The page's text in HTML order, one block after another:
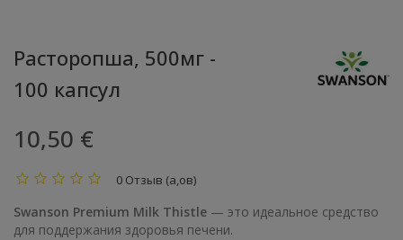
Расторопша, 500мг -
100 капсул
10,50 €
0 Отзыв (а,ов)
Swanson Premium Milk Thistle — это идеальное средство
для поддержания здоровья печени.